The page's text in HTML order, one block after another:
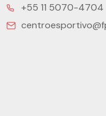
+55 11 5070-4704